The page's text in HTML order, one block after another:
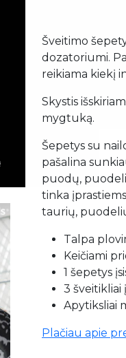
Šveitimo
dozatoriumi.
reikiama kiekį
Skystis
mygtuką.
Šepetys su
pašalina
puodų,
tinka
taurių,
Talpa
Keičiami
1 šepetys
3 šveitikliai
Apytiksliai
Plačiau apie